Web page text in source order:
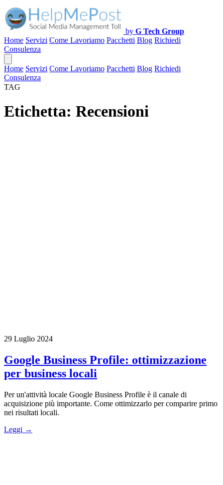
by G Tech Group
Home Servizi Come Lavoriamo Pacchetti Blog Richiedi
Consulenza
Home Servizi Come Lavoriamo Pacchetti Blog Richiedi
Consulenza
TAG
Etichetta: Recensioni
29 Luglio 2024
Google Business Profile: ottimizzazione
per business locali
Per un'attività locale Google Business Profile è il canale di
acquisizione più importante. Come ottimizzarlo per comparire primo
nei risultati locali.
Leggi →